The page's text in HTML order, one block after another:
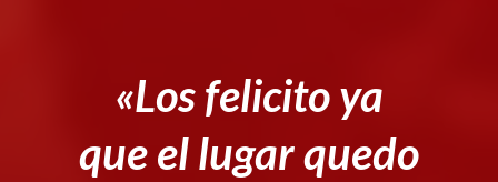
«Los felicito ya
que el lugar quedo